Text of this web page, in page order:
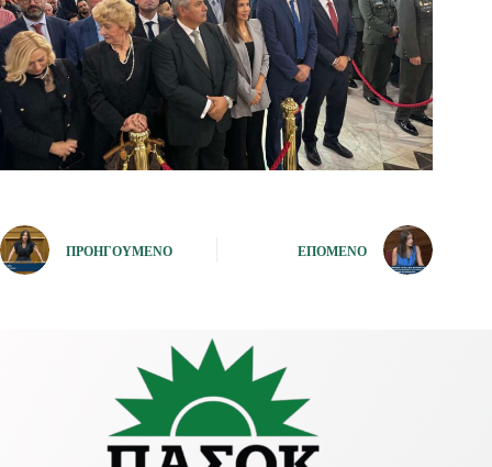
ΠΡΟΗΓΟΎΜΕΝΟ ΕΠΌΜΕΝΟ